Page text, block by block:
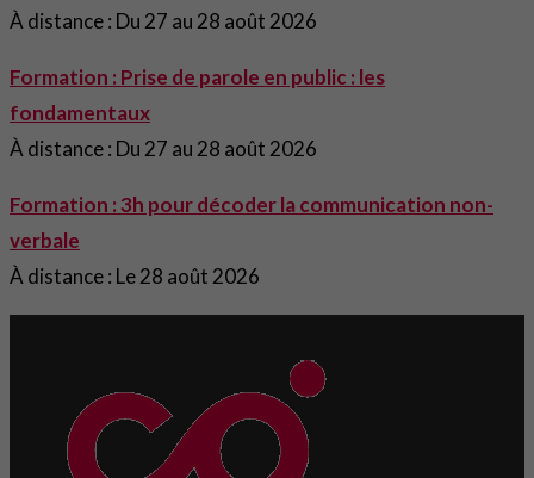
À distance : Du 27 au 28 août 2026
Formation : Prise de parole en public : les
fondamentaux
À distance : Du 27 au 28 août 2026
Formation : 3h pour décoder la communication non-
verbale
À distance : Le 28 août 2026